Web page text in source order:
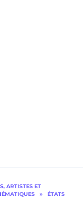
ARTISTES ET
»
ÉTATS